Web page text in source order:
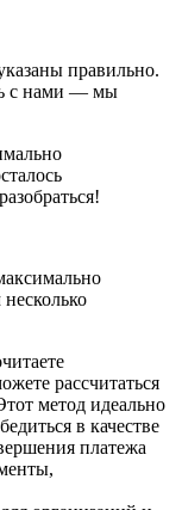
правильно.
с нами — мы
рассчитаться
метод идеально
в качестве
платежа